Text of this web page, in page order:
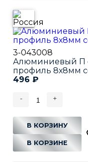
3-043008
Алюминиевый П
профиль 8х8мм
496 ₽
- +
В КОРЗИНУ
В КОРЗИНЕ